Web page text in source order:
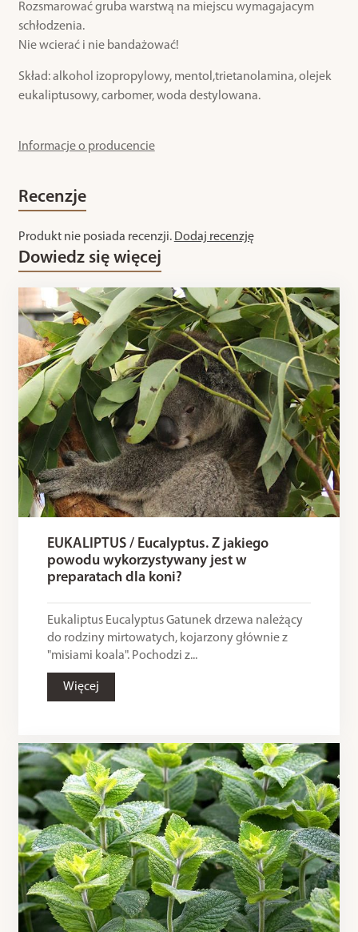
Rozsmarować gruba warstwą na miejscu wymagajacym
schłodzenia.
Nie wcierać i nie bandażować!
Skład: alkohol izopropylowy, mentol,trietanolamina, olejek
eukaliptusowy, carbomer, woda destylowana.
Informacje o producencie
Recenzje
Produkt nie posiada recenzji. Dodaj recenzję
Dowiedz się więcej
EUKALIPTUS / Eucalyptus. Z jakiego
powodu wykorzystywany jest w
preparatach dla koni?
Eukaliptus Eucalyptus Gatunek drzewa należący
do rodziny mirtowatych, kojarzony głównie z
"misiami koala". Pochodzi z...
Więcej